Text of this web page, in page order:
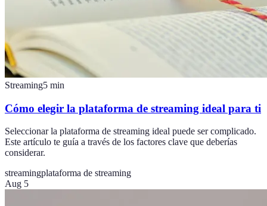
Streaming5 min
Cómo elegir la plataforma de streaming ideal para ti
Seleccionar la plataforma de streaming ideal puede ser complicado.
Este artículo te guía a través de los factores clave que deberías
considerar.
streamingplataforma de streaming
Aug 5